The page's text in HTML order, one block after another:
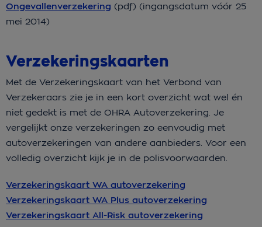
Ongevallenverzekering (pdf) (ingangsdatum vóór 25
mei 2014)
Verzekeringskaarten
Met de Verzekeringskaart van het Verbond van
Verzekeraars zie je in een kort overzicht wat wel én
niet gedekt is met de OHRA Autoverzekering. Je
vergelijkt onze verzekeringen zo eenvoudig met
autoverzekeringen van andere aanbieders. Voor een
volledig overzicht kijk je in de polisvoorwaarden.
Verzekeringskaart WA autoverzekering
Verzekeringskaart WA Plus autoverzekering
Verzekeringskaart All-Risk autoverzekering